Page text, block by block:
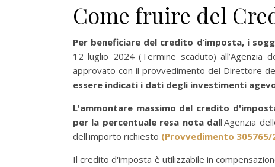
Come fruire del
Per beneficiare del credito d’imposta, i
12 luglio 2024 (Termine scaduto) all’Agenzia
approvato con il provvedimento del Direttore
essere indicati i dati degli investimenti
L'ammontare massimo del credito
per la percentuale resa nota dall'Agenzia
dell'importo richiesto (Provvedimento 305765/
Il credito d'imposta è utilizzabile in